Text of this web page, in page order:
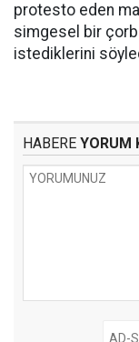
protesto eden
simgesel bir
istediklerini
HABERE YORUM